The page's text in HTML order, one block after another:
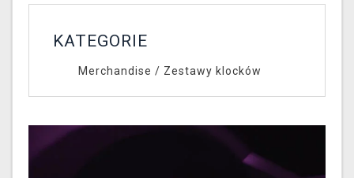
KATEGORIE
Merchandise / Zestawy klocków